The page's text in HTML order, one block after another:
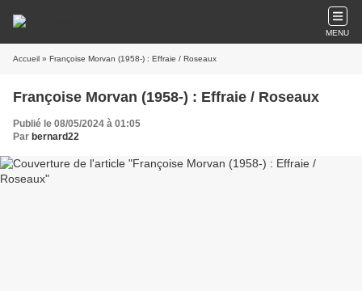
MENU
Accueil » Françoise Morvan (1958-) : Effraie / Roseaux
Françoise Morvan (1958-) : Effraie / Roseaux
Publié le 08/05/2024 à 01:05
Par bernard22